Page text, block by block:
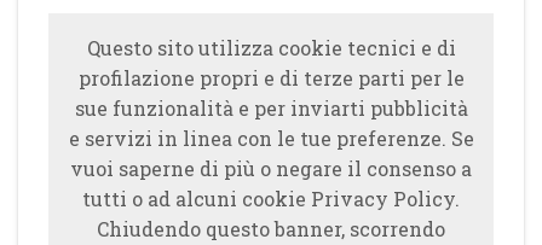
Questo sito utilizza cookie tecnici e di
profilazione propri e di terze parti per le
sue funzionalità e per inviarti pubblicità
e servizi in linea con le tue preferenze. Se
vuoi saperne di più o negare il consenso a
tutti o ad alcuni cookie Privacy Policy.
Chiudendo questo banner, scorrendo